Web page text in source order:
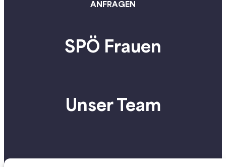
ANFRAGEN
SPÖ Frauen
Unser Team